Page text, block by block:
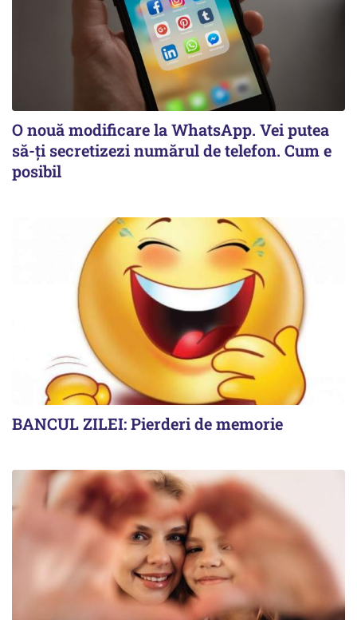
O nouă modificare la WhatsApp. Vei putea
să-ți secretizezi numărul de telefon. Cum e
posibil
BANCUL ZILEI: Pierderi de memorie